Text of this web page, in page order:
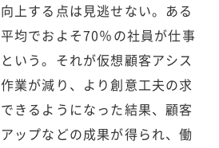
上する点は見逃せない。ある
均でおよそ70％の社員が仕事
いう。それが仮想顧客アシス
業が減り、より創意工夫の求
きるようになった結果、顧客
ップなどの成果が得られ、働